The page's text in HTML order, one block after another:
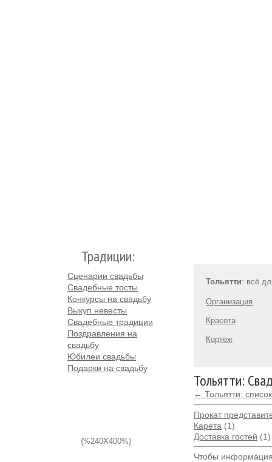
Традиции:
Сценарии свадьбы
Свадебные тосты
Конкурсы на свадьбу
Выкуп невесты
Свадебные традиции
Поздравления на
свадьбу
Юбилеи свадьбы
Подарки на свадьбу
{%240X400%}
Тольятти: всё
Организация
Красота
Кортеж
Тольятти:
← Тольятти:
Прокат
Карета (1)
Доставка гостей (1)
Чтобы